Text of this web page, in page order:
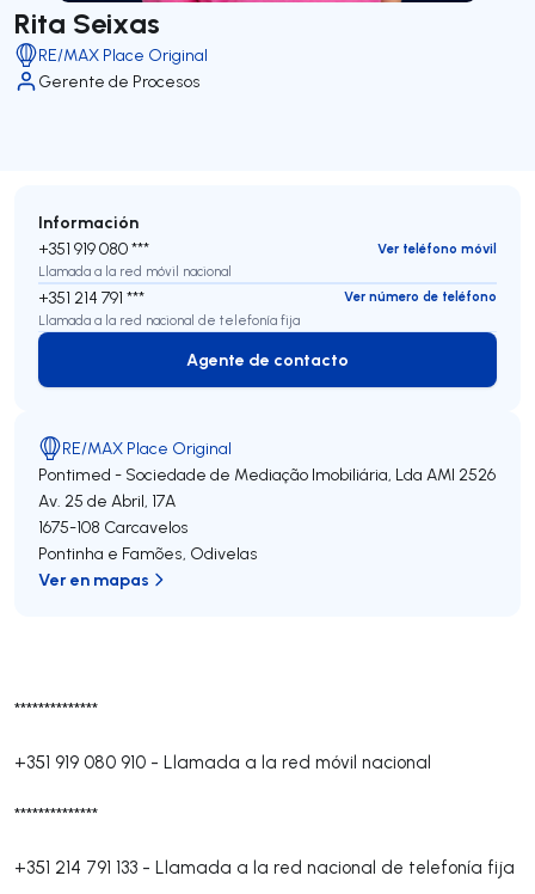
Rita Seixas
RE/MAX Place Original
Gerente de Procesos
**************
+351 919 080 910 - Llamada a la red móvil nacional
**************
+351 214 791 133 - Llamada a la red nacional de telefonía fija
Información
+351 919 080 ***
Ver teléfono móvil
Llamada a la red móvil nacional
+351 214 791 ***
Ver número de teléfono
Llamada a la red nacional de telefonía fija
Agente de contacto
Agente de contacto
RE/MAX Place Original
Pontimed - Sociedade de Mediação Imobiliária, Lda AMI 2526
Av. 25 de Abril, 17A
1675-108 Carcavelos
Pontinha e Famões, Odivelas
Ver en mapas